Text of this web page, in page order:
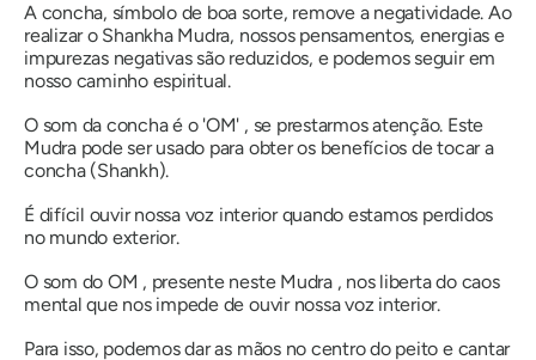
A concha, símbolo de boa sorte, remove a negatividade. Ao
realizaro Shankha Mudra, nossos pensamentos, energias e
impurezas negativas são reduzidos, e podemos seguir em
nosso caminho espiritual.
O som da concha é o 'OM' , se prestarmos atenção. Este
Mudrapode ser usado para obter os benefícios de tocara
concha (Shankh).
É difícil ouvir nossa voz interior quando estamos perdidos
no mundo exterior.
O som do OM , presente neste Mudra, nos liberta do caos
mental que nos impede de ouvir nossa voz interior.
Para isso, podemos dar as mãos no centro do peito e cantar